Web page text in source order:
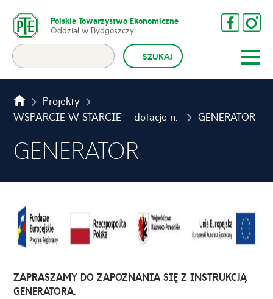
Polskie Towarzystwo Ekonomiczne
Oddział w Bydgoszczy
Projekty
WSPARCIE W STARCIE – dotacje na samozatrudnienie dla mieszkańców województwa kujawsko-pomorskiego
GENERATOR
GENERATOR
ZAPRASZAMY DO ZAPOZNANIA SIĘ Z INSTRUKCJĄ
GENERATORA.